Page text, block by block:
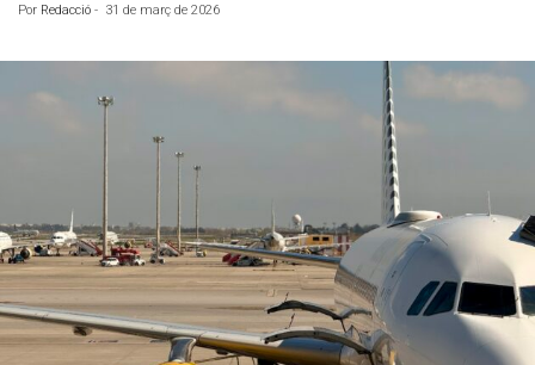
Por Redacció - 31 de març de 2026